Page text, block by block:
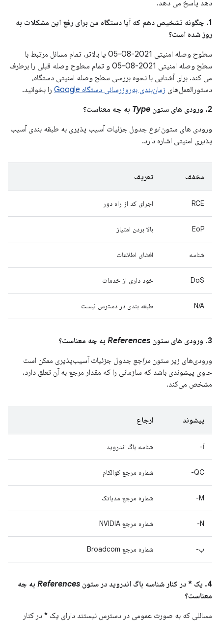
دهد پاسخ می دهد.
1. چگونه تشخیص دهم که آیا دستگاه من برای رفع این مشکلات به
روز شده است؟
سطوح وصله امنیتی 2021-08-05 یا بالاتر، تمام مسائل مرتبط با
سطح وصله امنیتی 2021-08-05 و تمام سطوح وصله قبلی را برطرف
می کند. برای آشنایی با نحوه بررسی سطح وصله امنیتی دستگاه،
دستورالعمل‌های زمان‌بندی به‌روزرسانی دستگاه Google
را بخوانید.
2. ورودی های ستون
Type به چه معناست؟
ورودی های ستوننوع جدول جزئیات آسیب پذیری به طبقه بندی آسیب
پذیری امنیتی اشاره دارد.
مخفف تعریف
RCE اجرای کد از راه دور
EoP بالا بردن امتیاز
شناسه افشای اطلاعات
DoS خود داری از خدمات
N/A طبقه بندی در دسترس نیست
3. ورودی های ستون References به چه معناست؟
ورودی‌های زیر ستون مراجع جدول جزئیات آسیب‌پذیری ممکن است
حاوی پیشوندی باشد که سازمانی را که مقدار مرجع به آن تعلق دارد،
مشخص می‌کند.
پیشوند ارجاع
آ- شناسه باگ اندروید
QC- شماره مرجع کوالکام
M- شماره مرجع مدیاتک
N- شماره مرجع NVIDIA
ب- شماره مرجع Broadcom
4. یک * در کنار شناسه باگ اندروید در ستون References به چه
معناست؟
مسائلی که به صورت عمومی در دسترس نیستند دارای یک * در کنار